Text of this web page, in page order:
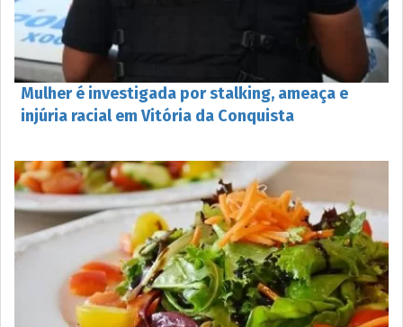
Mulher é investigada por stalking, ameaça e
injúria racial em Vitória da Conquista